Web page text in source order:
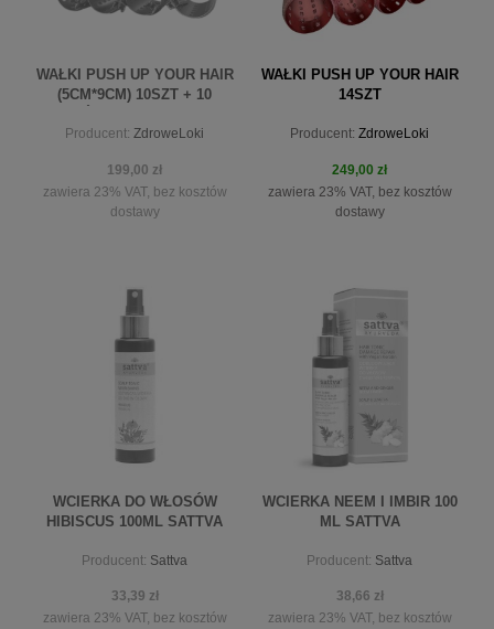
WAŁKI PUSH UP YOUR HAIR
(5CM*9CM) 10SZT + 10
Producent: ZdroweLoki
199,00 zł
zawiera 23% VAT, bez kosztów
dostawy
powiadom o dostępności
WAŁKI PUSH UP YOUR HAIR
14SZT
Producent: ZdroweLoki
249,00 zł
zawiera 23% VAT, bez kosztów
dostawy
do koszyka
WCIERKA DO WŁOSÓW
HIBISCUS 100ML SATTVA
Producent: Sattva
33,39 zł
zawiera 23% VAT, bez kosztów
WCIERKA NEEM I IMBIR 100
ML SATTVA
Producent: Sattva
38,66 zł
zawiera 23% VAT, bez kosztów